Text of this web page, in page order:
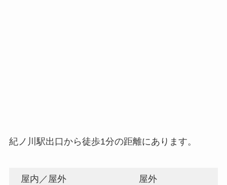
紀ノ川駅出口から徒歩1分の距離にあります。
屋内／屋外 屋外